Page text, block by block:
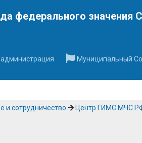
федерального значения
Муниципальный
и сотрудничество Центр ГИМС МЧС